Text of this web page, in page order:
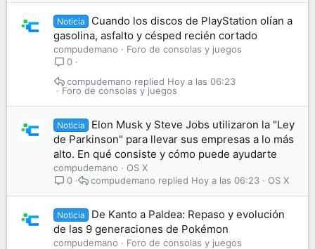
Noticia
Cuando los discos de PlayStation olían a
gasolina, asfalto y césped recién cortado
compudemano
Foro de consolas y juegos
0
Foro de consolas y juegos
Hoy a las 06:23
compudemano
Noticia
Elon Musk y Steve Jobs utilizaron la "Ley
de Parkinson" para llevar sus empresas a lo más
alto. En qué consiste y cómo puede ayudarte
compudemano
OS X
0
OS X
Hoy a las 06:23
compudemano
Noticia
De Kanto a Paldea: Repaso y evolución
de las 9 generaciones de Pokémon
compudemano
Foro de consolas y juegos